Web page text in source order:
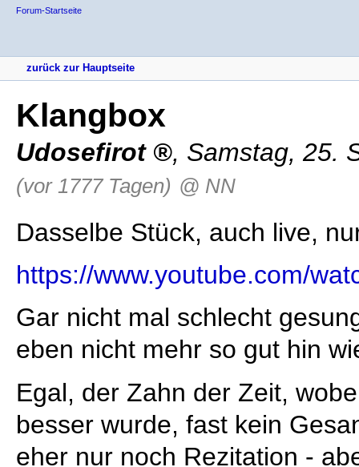
Forum-Startseite
zurück zur Hauptseite
Klangbox
Udosefirot , Samstag, 25.
(vor 1777 Tagen) @ NN
Dasselbe Stück, auch live,
https://www.youtube.com/
Gar nicht mal schlecht
eben nicht mehr so gut hin
Egal, der Zahn der Zeit,
besser wurde, fast kein
eher nur noch Rezitation -